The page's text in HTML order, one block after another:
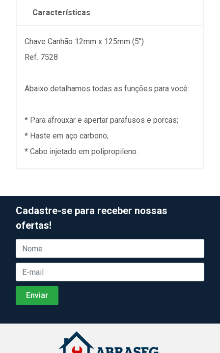
Características
Chave Canhão 12mm x 125mm (5")
Ref. 7528
Abaixo detalhamos todas as funções para você:
* Para afrouxar e apertar parafusos e porcas;
* Haste em aço carbono;
* Cabo injetado em polipropileno.
Cadastre-se para receber nossas
ofertas!